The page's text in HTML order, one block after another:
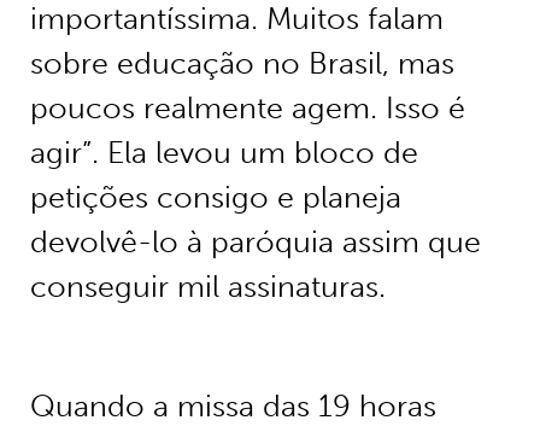
importantíssima. Muitos falam
sobre educação no Brasil, mas
poucos realmente agem. Isso é
agir”. Ela levou um bloco de
petições consigo e planeja
devolvê-lo à paróquia assim que
conseguir mil assinaturas.
Quando a missa das 19 horas